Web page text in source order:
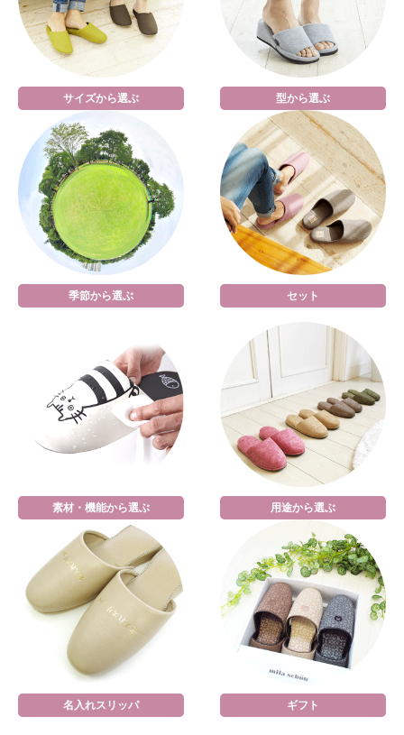
サイズから選ぶ 型から選ぶ
季節から選ぶ セット
素材・機能から選ぶ 用途から選ぶ
名入れスリッパ ギフト